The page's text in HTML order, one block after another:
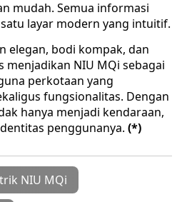
mudah. Semua informasi
layar modern yang intuitif.
elegan, bodi kompak, dan
menjadikan NIU MQi sebagai
perkotaan yang
fungsionalitas. Dengan
hanya menjadi kendaraan,
penggunanya. (*)
NIU MQi